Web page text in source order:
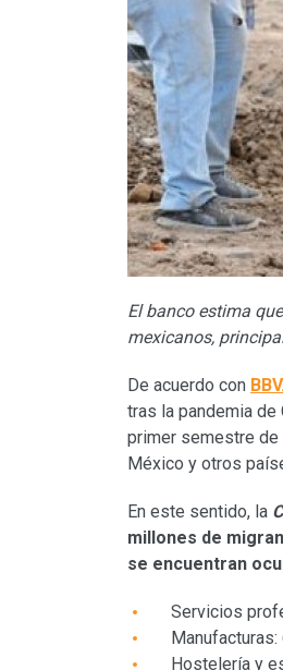
El banco estima
mexicanos,
De acuerdo con
tras la pandemia de
primer semestre de
México y otros
En este sentido, la
millones de
se encuentran
Servicios
Manufacturas:
Hostelería y